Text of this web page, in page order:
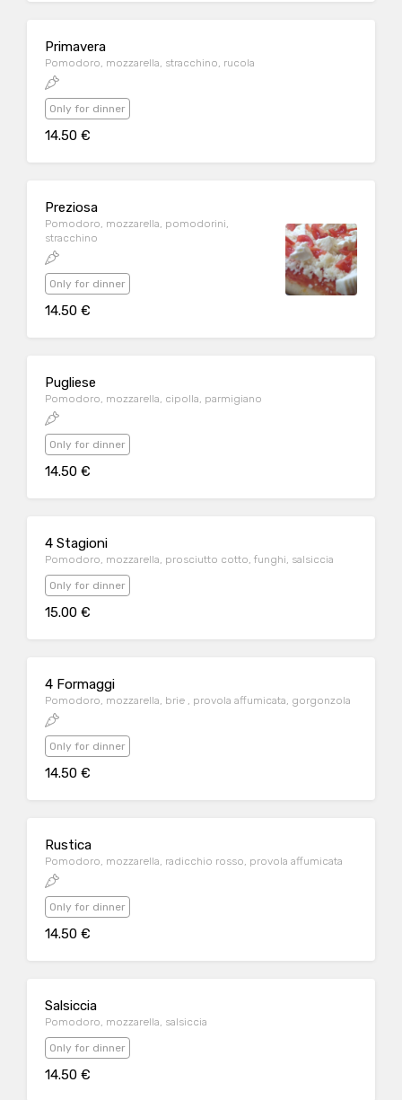
Primavera
Pomodoro, mozzarella, stracchino, rucola
Only for dinner
14.50 €
Preziosa
Pomodoro, mozzarella, pomodorini,
stracchino
Only for dinner
14.50 €
Pugliese
Pomodoro, mozzarella, cipolla, parmigiano
Only for dinner
14.50 €
4 Stagioni
Pomodoro, mozzarella, prosciutto cotto, funghi, salsiccia
Only for dinner
15.00 €
4 Formaggi
Pomodoro, mozzarella, brie , provola affumicata, gorgonzola
Only for dinner
14.50 €
Rustica
Pomodoro, mozzarella, radicchio rosso, provola affumicata
Only for dinner
14.50 €
Salsiccia
Pomodoro, mozzarella, salsiccia
Only for dinner
14.50 €